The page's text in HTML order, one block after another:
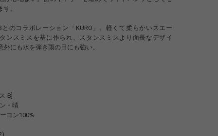
。
とのコラボレーション「KURO」。軽くて柔らかいスエー
ンスミスを基に作られ、スタンスミスより面長なデザイ
外にも水を弾き雨の日にも強い。
-B]
・晴
ヨン100%